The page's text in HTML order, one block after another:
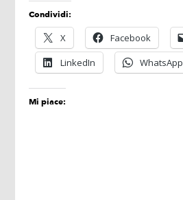
Condividi:
X Facebook
LinkedIn
WhatsApp
Mi piace: